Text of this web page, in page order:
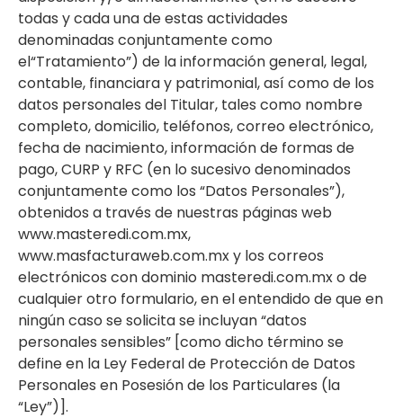
todas y cada una de estas actividades
denominadas conjuntamente como
el“Tratamiento”) de la información general, legal,
contable, financiara y patrimonial, así como de los
datos personales del Titular, tales como nombre
completo, domicilio, teléfonos, correo electrónico,
fecha de nacimiento, información de formas de
pago, CURP y RFC (en lo sucesivo denominados
conjuntamente como los “Datos Personales”),
obtenidos a través de nuestras páginas web
www.masteredi.com.mx,
www.masfacturaweb.com.mx y los correos
electrónicos con dominio masteredi.com.mx o de
cualquier otro formulario, en el entendido de que en
ningún caso se solicita se incluyan “datos
personales sensibles” [como dicho término se
define en la Ley Federal de Protección de Datos
Personales en Posesión de los Particulares (la
“Ley”)].